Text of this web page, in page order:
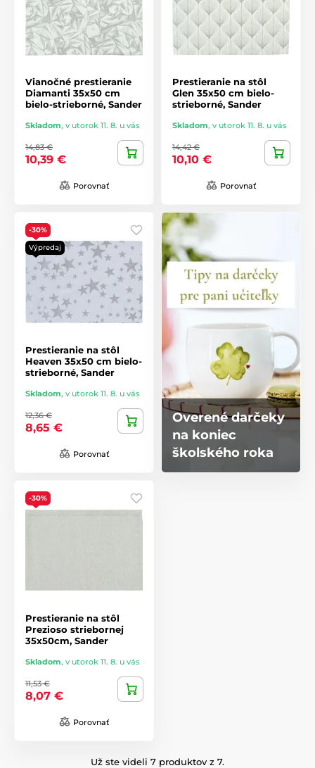
Vianočné prestieranie
Diamanti 35x50 cm
bielo-strieborné, Sander
Skladom, v utorok 11. 8. u vás
14,83 €
10,39 €
Porovnať
Prestieranie na stôl
Glen 35x50 cm bielo-
strieborné, Sander
Skladom, v utorok 11. 8. u vás
14,42 €
10,10 €
Porovnať
-30%
Výpredaj
Prestieranie na stôl
Heaven 35x50 cm bielo-
strieborné, Sander
Skladom, v utorok 11. 8. u vás
12,36 €
8,65 €
Porovnať
Overené darčeky
na koniec
školského roka
-30%
Prestieranie na stôl
Prezioso striebornej
35x50cm, Sander
Skladom, v utorok 11. 8. u vás
11,53 €
8,07 €
Porovnať
Už ste videli 7 produktov z 7.